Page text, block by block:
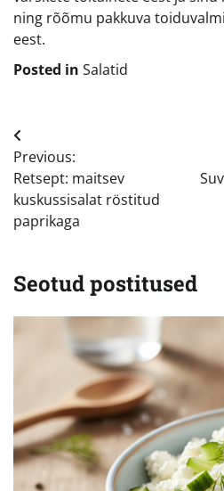
ning rõõmu pakkuva
eest.
Posted in Salatid
Navigeerimine
Previous:
Retsept: maitsev
kuskussisalat röstitud
paprikaga
Seotud postitused